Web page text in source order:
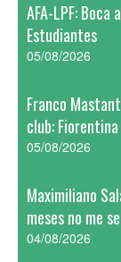
AFA-LPF:
Estudiantes
05/08/2026
Franco
club:
05/08/2026
Maximiliano
meses no me
04/08/2026